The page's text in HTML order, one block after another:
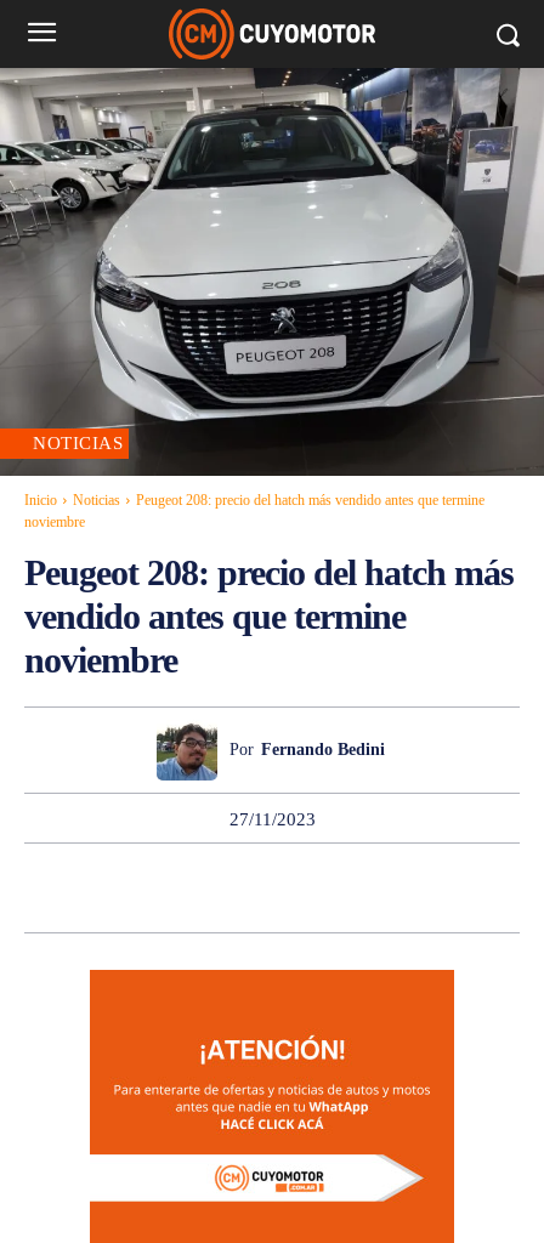
NOTICIAS
Inicio Noticias
Peugeot 208: precio del hatch más vendido antes que termine
noviembre
Peugeot 208: precio del hatch más
vendido antes que termine
noviembre
Por Fernando Bedini
27/11/2023